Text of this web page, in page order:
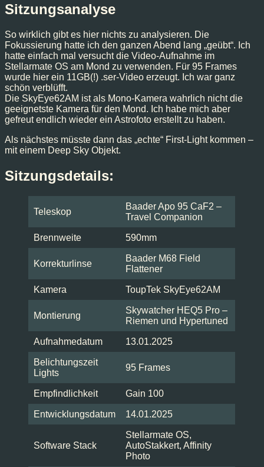
Sitzungsanalyse
So wirklich gibt es hier nichts zu analysieren. Die
Fokussierung hatte ich den ganzen Abend lang „geübt“. Ich
hatte einfach mal versucht die Video-Aufnahme im
Stellarmate OS am Mond zu verwenden. Für 95 Frames
wurde hier ein 11GB(!) .ser-Video erzeugt. Ich war ganz
schön verblüfft.
Die SkyEye62AM ist als Mono-Kamera wahrlich nicht die
geeignetste Kamera für den Mond. Ich habe mich aber
gefreut endlich wieder ein Astrofoto erstellt zu haben.
Als nächstes müsste dann das „echte“ First-Light kommen –
mit einem Deep Sky Objekt.
Sitzungsdetails:
Teleskop
Baader Apo 95 CaF2 –
Travel Companion
Brennweite 590mm
Korrekturlinse
Baader M68 Field
Flattener
Kamera ToupTek SkyEye62AM
Montierung
Skywatcher HEQ5 Pro –
Riemen und Hypertuned
Aufnahmedatum 13.01.2025
Belichtungszeit
Lights
95 Frames
Empfindlichkeit Gain 100
Entwicklungsdatum 14.01.2025
Software Stack
Stellarmate OS,
AutoStakkert, Affinity
Photo